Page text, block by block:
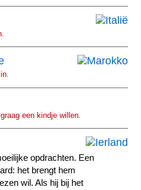
een kindje willen.
opdrachten. Een
het brengt hem
wil. Als hij bij het